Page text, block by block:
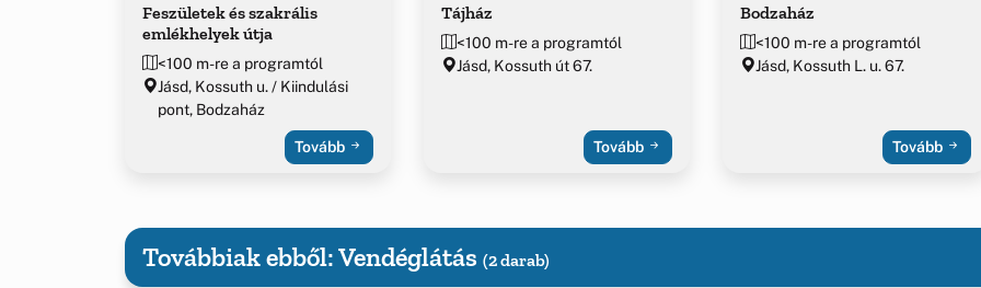
Feszületek és szakrális
emlékhelyek útja
<100 m-re a programtól
Jásd, Kossuth u. / Kiindulási
pont, Bodzaház
Tovább
Tájház
<100 m-re a programtól
Jásd, Kossuth út 67.
Tovább
Bodzaház
<100 m-re a programtól
Jásd, Kossuth L. u. 67.
Tovább
Továbbiak ebből: Vendéglátás (2 darab)